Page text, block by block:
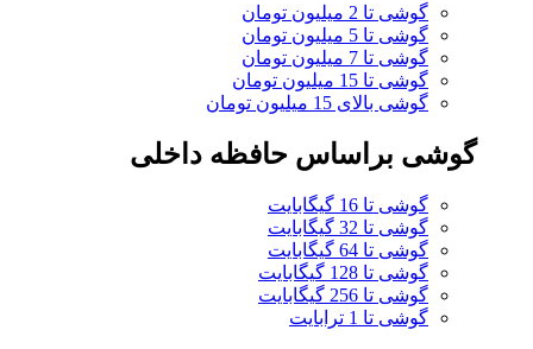
گوشی تا 2 میلیون تومان
گوشی تا 5 میلیون تومان
گوشی تا 7 میلیون تومان
گوشی تا 15 میلیون تومان
گوشی بالای 15 میلیون تومان
گوشی براساس حافظه داخلی
گوشی تا 16 گیگابایت
گوشی تا 32 گیگابایت
گوشی تا 64 گیگابایت
گوشی تا 128 گیگابایت
گوشی تا 256 گیگابایت
گوشی تا 1 ترابایت